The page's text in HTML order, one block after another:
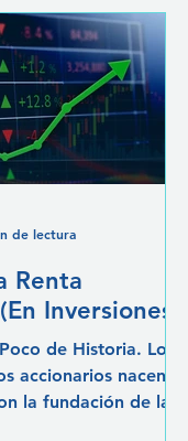
Renta
Inversiones)
de Historia. Los
accionarios nacen en
la fundación de la
de lectura